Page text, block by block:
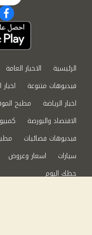
الرئيسية الاخبار العامة
فيديوهات متنوعة
اخبار الرياضة
مطبخ
الاقتصاد والبورصة
فيديوهات فضائيات
سيارات
اسعار وعروض
حظك اليوم